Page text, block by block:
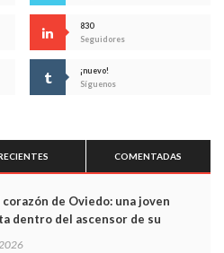
830
Seguidores
¡nuevo!
Síguenos
COMENTADAS
de Oviedo: una joven
dentro del ascensor de su
captan sus últimos minutos